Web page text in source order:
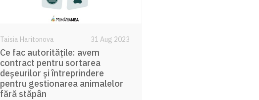
Taisia Haritonova 31 Aug 2023
Ce fac autoritățile: avem
contract pentru sortarea
deșeurilor și întreprindere
pentru gestionarea animalelor
fără stăpân